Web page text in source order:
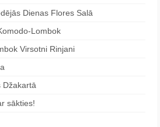
Dienas Flores Salā
Lombok
Virsotni Rinjani
Džakartā
sākties!